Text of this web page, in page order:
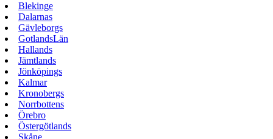
Blekinge
Dalarnas
Gävleborgs
GotlandsLän
Hallands
Jämtlands
Jönköpings
Kalmar
Kronobergs
Norrbottens
Örebro
Östergötlands
Skåne